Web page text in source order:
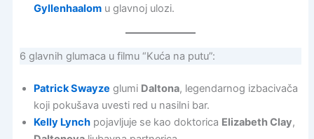
Gyllenhaalomu glavnoj ulozi.
6 glavnih glumaca u filmu “Kuća na putu”:
Patrick Swayze glumi Daltona, legendarnog izbacivača
koji pokušava uvesti red u nasilni bar.
Kelly Lynchpojavljuje se kao doktorica Elizabeth Clay,